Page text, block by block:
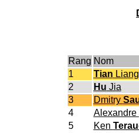
Rang Nom
1
Tian Liang
2
Hu Jia
3
Dmitry
4
Alexandre
5
Ken